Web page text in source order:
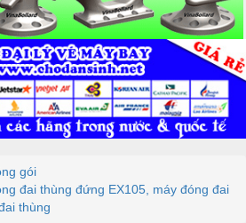
gói
đai thùng đứng EX105, máy đóng đai
thùng